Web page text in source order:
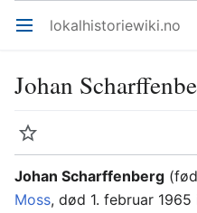
Åpne hovedmenyen lokalhistoriewiki.no
Johan
Overvåk
Johan Scharffenberg
Moss, død 1. februar 1965